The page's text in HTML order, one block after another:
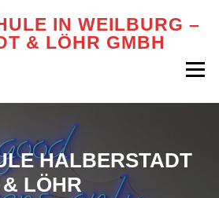
IN WEILBURG –
& LÖHR GMBH
Menü
HALBERSTADT
& LÖHR